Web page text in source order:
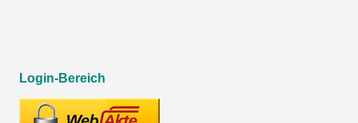
Login-Bereich